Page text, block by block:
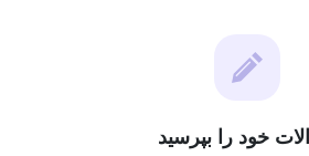
خود را بپرسید